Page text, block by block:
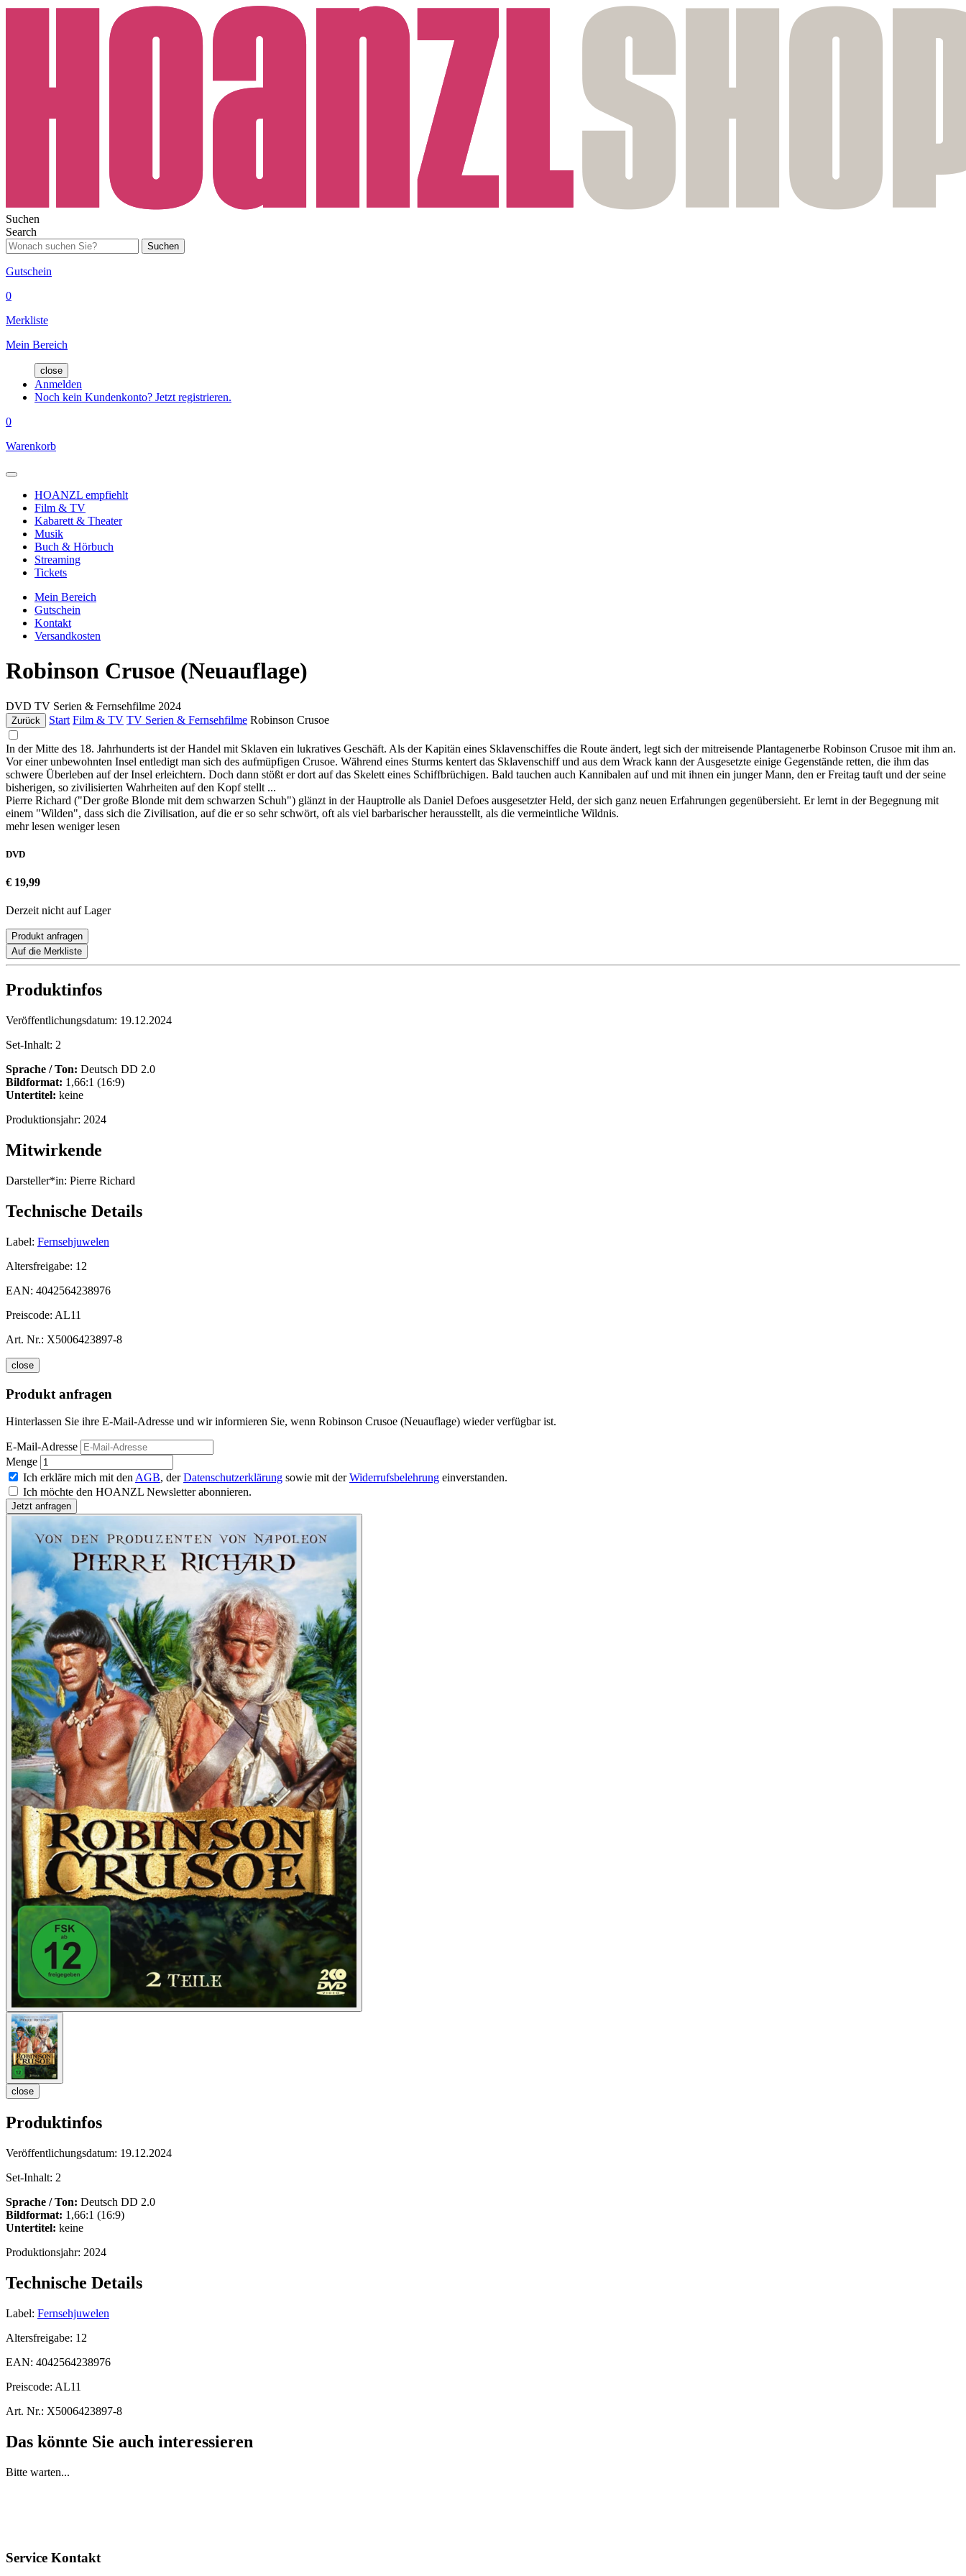
Suchen
Search
Suchen
Gutschein
0
Merkliste
Mein Bereich
close
Anmelden
Noch kein Kundenkonto? Jetzt registrieren.
0
Warenkorb
HOANZL empfiehlt
Film & TV
Kabarett & Theater
Musik
Buch & Hörbuch
Streaming
Tickets
Mein Bereich
Gutschein
Kontakt
Versandkosten
Robinson Crusoe (Neuauflage)
DVD TV Serien & Fernsehfilme 2024
Zurück Start Film & TV TV Serien & Fernsehfilme Robinson Crusoe
In der Mitte des 18. Jahrhunderts ist der Handel mit Sklaven ein lukratives Geschäft. Als der Kapitän eines Sklavenschiffes die Route ändert, legt sich der mitreisende Plantagenerbe Robinson Crusoe mit ihm an.
Vor einer unbewohnten Insel entledigt man sich des aufmüpfigen Crusoe. Während eines Sturms kentert das Sklavenschiff und aus dem Wrack kann der Ausgesetzte einige Gegenstände retten, die ihm das
schwere Überleben auf der Insel erleichtern. Doch dann stößt er dort auf das Skelett eines Schiffbrüchigen. Bald tauchen auch Kannibalen auf und mit ihnen ein junger Mann, den er Freitag tauft und der seine
bisherigen, so zivilisierten Wahrheiten auf den Kopf stellt ...
Pierre Richard ("Der große Blonde mit dem schwarzen Schuh") glänzt in der Hauptrolle als Daniel Defoes ausgesetzter Held, der sich ganz neuen Erfahrungen gegenübersieht. Er lernt in der Begegnung mit
einem "Wilden", dass sich die Zivilisation, auf die er so sehr schwört, oft als viel barbarischer herausstellt, als die vermeintliche Wildnis.
mehr lesen weniger lesen
DVD
€ 19,99
Derzeit nicht auf Lager
Produkt anfragen
Auf die Merkliste
Produktinfos
Veröffentlichungsdatum: 19.12.2024
Set-Inhalt: 2
Sprache / Ton: Deutsch DD 2.0
Bildformat: 1,66:1 (16:9)
Untertitel: keine
Produktionsjahr: 2024
Mitwirkende
Darsteller*in: Pierre Richard
Technische Details
Label: Fernsehjuwelen
Altersfreigabe: 12
EAN: 4042564238976
Preiscode: AL11
Art. Nr.: X5006423897-8
close
Produkt anfragen
Hinterlassen Sie ihre E-Mail-Adresse und wir informieren Sie, wenn Robinson Crusoe (Neuauflage) wieder verfügbar ist.
E-Mail-Adresse
Menge
Ich erkläre mich mit den AGB, derDatenschutzerklärung sowie mit derWiderrufsbelehrung einverstanden.
Ich möchte den HOANZL Newsletter abonnieren.
close
Produktinfos
Veröffentlichungsdatum: 19.12.2024
Set-Inhalt: 2
Sprache / Ton: Deutsch DD 2.0
Bildformat: 1,66:1 (16:9)
Untertitel: keine
Produktionsjahr: 2024
Technische Details
Label: Fernsehjuwelen
Altersfreigabe: 12
EAN: 4042564238976
Preiscode: AL11
Art. Nr.: X5006423897-8
Das könnte Sie auch interessieren
Bitte warten...
Service Kontakt